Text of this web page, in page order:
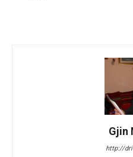
Gjin
http://